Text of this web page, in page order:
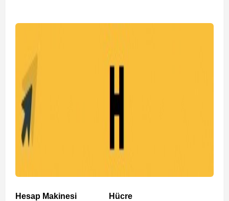
Hesap Makinesi
Hücre